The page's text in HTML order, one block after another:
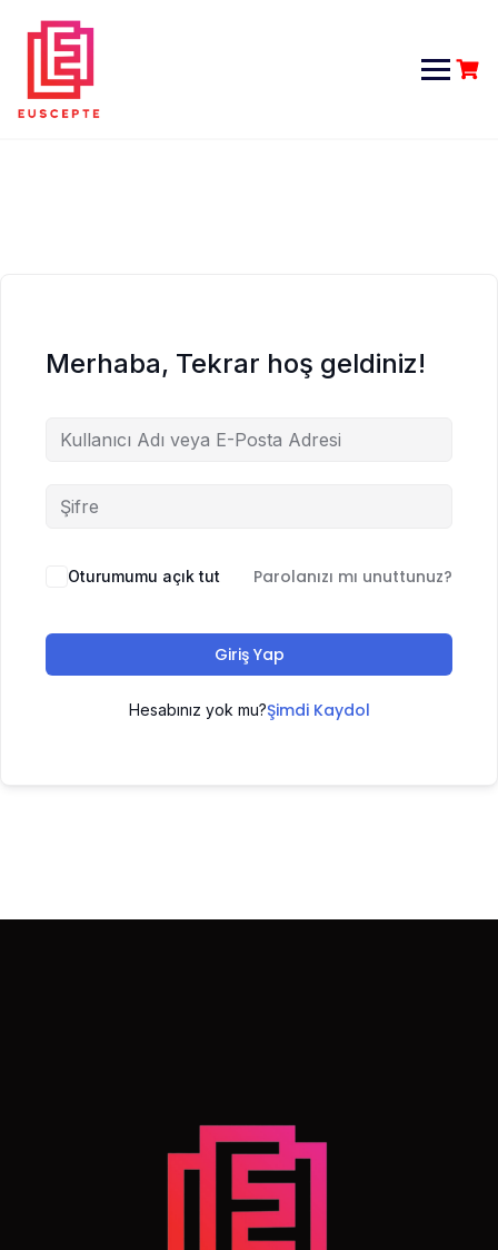
content
Merhaba, Tekrar hoş geldiniz!
Oturumumu açık tut Parolanızı mı unuttunuz?
Giriş Yap
Hesabınız yok mu?Şimdi Kaydol